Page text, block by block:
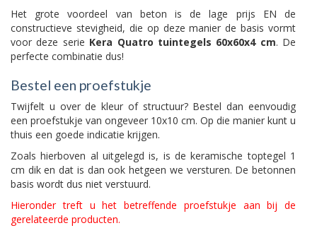
Het grote voordeel van beton is de lage prijs EN de
constructieve stevigheid, die op deze manier de basis vormt
voor deze serie Kera Quatro tuintegels 60x60x4 cm. De
perfecte combinatie dus!
Bestel een proefstukje
Twijfelt u over de kleur of structuur? Bestel dan eenvoudig
een proefstukje van ongeveer 10x10 cm. Op die manier kunt u
thuis een goede indicatie krijgen.
Zoals hierboven al uitgelegd is, is de keramische toptegel 1
cm dik en dat is dan ook hetgeen we versturen. De betonnen
basis wordt dus niet verstuurd.
Hieronder treft u het betreffende proefstukje aan bij de
gerelateerde producten.